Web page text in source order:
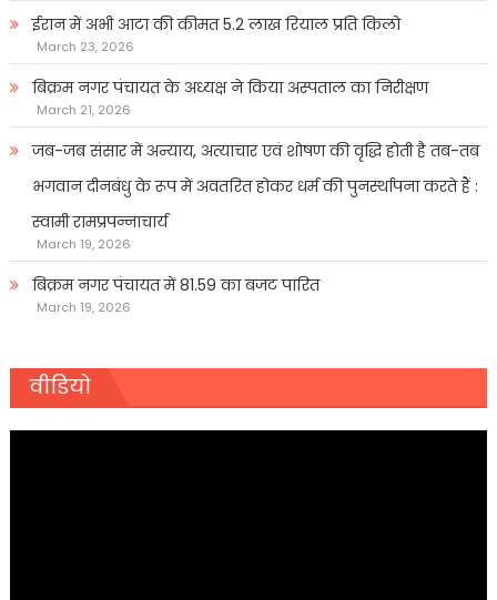
ईरान में अभी आटा की कीमत 5.2 लाख रियाल प्रति किलो
March 23, 2026
बिक्रम नगर पंचायत के अध्यक्ष ने किया अस्पताल का निरीक्षण
March 21, 2026
जब-जब संसार में अन्याय, अत्याचार एवं शोषण की वृद्धि होती है तब-तब
भगवान दीनबंधु के रूप में अवतरित होकर धर्म की पुनर्स्थापना करते हैं :
स्वामी रामप्रपन्नाचार्य
March 19, 2026
बिक्रम नगर पंचायत में 81.59 का बजट पारित
March 19, 2026
वीडियो